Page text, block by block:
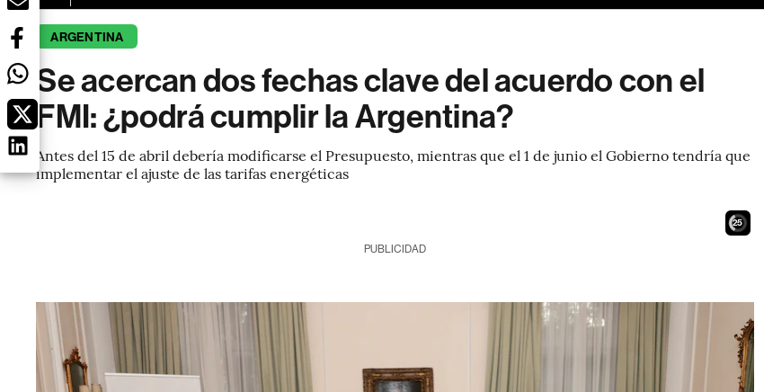
ARGENTINA
Se acercan dos fechas clave del acuerdo con el
FMI: ¿podrá cumplir la Argentina?
Antes del 15 de abril debería modificarse el Presupuesto, mientras que el 1 de junio el Gobierno tendría que
implementar el ajuste de las tarifas energéticas
24
PUBLICIDAD